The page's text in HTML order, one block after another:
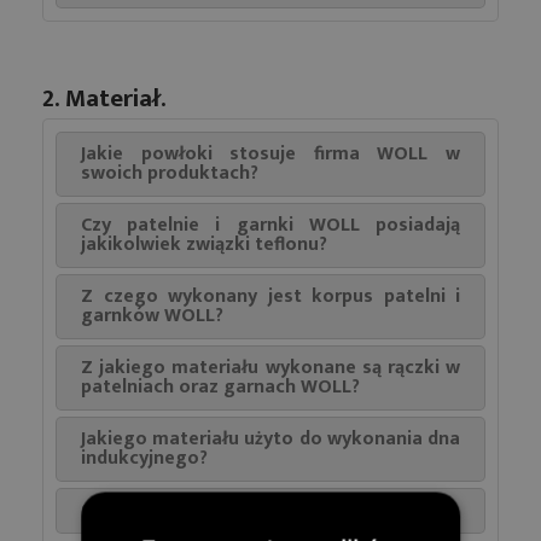
2. Materiał.
Jakie powłoki stosuje firma WOLL w
swoich produktach?
Czy patelnie i garnki WOLL posiadają
jakikolwiek związki teflonu?
Z czego wykonany jest korpus patelni i
garnków WOLL?
Z jakiego materiału wykonane są rączki w
patelniach oraz garnach WOLL?
Jakiego materiału użyto do wykonania dna
indukcyjnego?
Czy produkty WOLL posiadają certyfikaty?